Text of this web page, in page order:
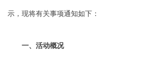
示，现将有关事项通知如下：
一、活动概况